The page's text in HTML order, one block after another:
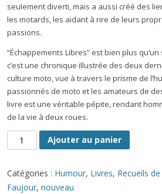
seulement diverti, mais a aussi créé des
les motards, les aidant à rire de leurs
passions.
“Échappements Libres” est bien plus
c’est une chronique illustrée des deux
culture moto, vue à travers le prisme de
passionnés de moto et les amateurs de
livre est une véritable pépite, rendant
de la vie à deux roues.
quantité
de
libres
Ajouter au panier
Catégories : Humour, Livres, Recueils
Faujour, nouveau